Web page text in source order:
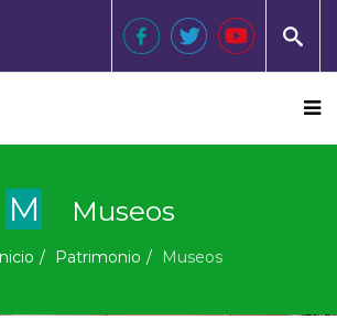
M Museos
Patrimonio Museos